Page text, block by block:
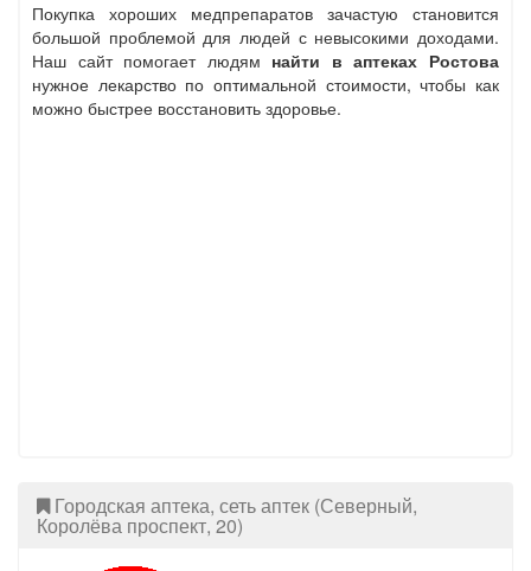
Покупка хороших медпрепаратов зачастую становится
большой проблемой для людей с невысокими доходами.
Наш сайт помогает людям найти в аптеках Ростова
нужное лекарство по оптимальной стоимости, чтобы как
можно быстрее восстановить здоровье.
Городская аптека, сеть аптек (Северный,
Королёва проспект, 20)